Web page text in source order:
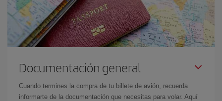
Documentación general
Cuando termines la compra de tu billete de avión, recuerda
informarte de la documentación que necesitas para volar. Aquí